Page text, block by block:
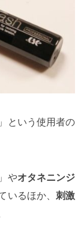
」という使用者の
」やオタネニンジ
いるほか、 刺激